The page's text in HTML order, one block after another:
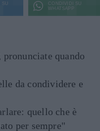
SU
CONDIVIDI SU
WHATSAPP
quando
da condividere e
quello che è
per sempre"